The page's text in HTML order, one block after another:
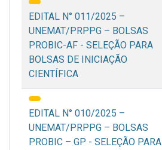
EDITAL N° 011/2025 –
UNEMAT/PRPPG – BOLSAS
PROBIC-AF - SELEÇÃO PARA
BOLSAS DE INICIAÇÃO
CIENTÍFICA
EDITAL N° 010/2025 –
UNEMAT/PRPPG – BOLSAS
PROBIC – GP - SELEÇÃO PARA